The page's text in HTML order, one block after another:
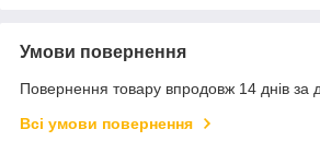
Умови повернення
Повернення товару впродовж 14 днів за
Всі умови повернення